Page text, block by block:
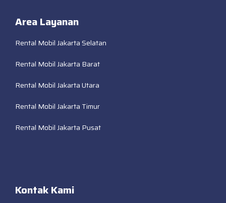
Area Layanan
Rental Mobil Jakarta Selatan
Rental Mobil Jakarta Barat
Rental Mobil Jakarta Utara
Rental Mobil Jakarta Timur
Rental Mobil Jakarta Pusat
Kontak Kami